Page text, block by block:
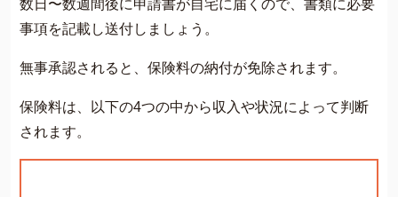
数日〜数週間後に申請書が自宅に届くので、書類に必要
事項を記載し送付しましょう。
無事承認されると、保険料の納付が免除されます。
保険料は、以下の4つの中から収入や状況によって判断
されます。